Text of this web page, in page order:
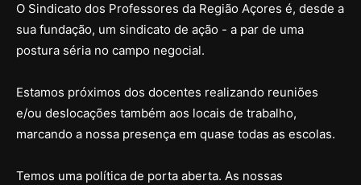
O Sindicato dos Professores da Região Açores é, desde a
sua fundação, um sindicato de ação - a par de uma
postura séria no campo negocial.
Estamos próximos dos docentes realizando reuniões
e/ou deslocações também aos locais de trabalho,
marcando a nossa presença em quase todas as escolas.
Temos uma política de porta aberta. As nossas